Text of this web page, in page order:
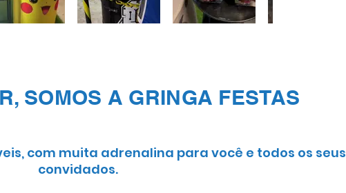
SOMOS A GRINGA FESTAS
com muita adrenalina para você e todos os seus
convidados.